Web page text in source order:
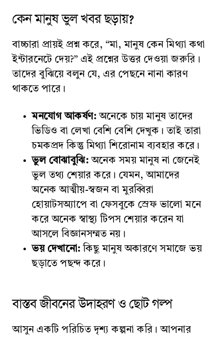
কেন মানুষ ভুল খবর ছড়ায়?
বাচ্চারা প্রায়ই প্রশ্ন করে, “মা, মানুষ কেন মিথ্যা কথা
ইন্টারনেটে দেয়?” এই প্রশ্নের উত্তর দেওয়া জরুরি।
তাদের বুঝিয়ে বলুন যে, এর পেছনে নানা কারণ
থাকতে পারে।
মনযোগ আকর্ষণ: অনেকে চায় মানুষ তাদের
ভিডিও বা লেখা বেশি বেশি দেখুক। তাই তারা
চমকপ্রদ কিন্তু মিথ্যা শিরোনাম ব্যবহার করে।
ভুল বোঝাবুঝি: অনেক সময় মানুষ না জেনেই
ভুল তথ্য শেয়ার করে। যেমন, আমাদের
অনেক আত্মীয়-স্বজন বা মুরব্বিরা
হোয়াটসঅ্যাপে বা ফেসবুকে স্রেফ ভালো মনে
করে অনেক স্বাস্থ্য টিপস শেয়ার করেন যা
আসলে বিজ্ঞানসম্মত নয়।
ভয় দেখানো: কিছু মানুষ অকারণে সমাজে ভয়
ছড়াতে পছন্দ করে।
বাস্তব জীবনের উদাহরণ ও ছোট গল্প
আসুন একটি পরিচিত দৃশ্য কল্পনা করি। আপনার